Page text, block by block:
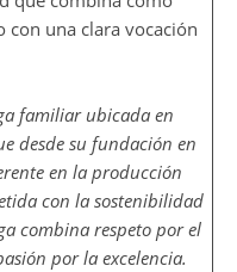
con una clara vocación
familiar ubicada en
desde su fundación en
en la producción
con la sostenibilidad
combina respeto por el
por la excelencia.